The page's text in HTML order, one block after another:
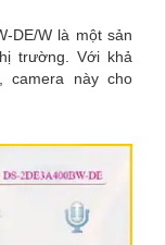
DE/W là một sản
Với khả
camera này cho